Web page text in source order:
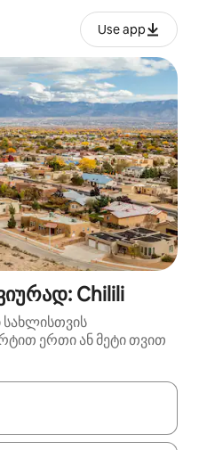
Use app
Chilili
ერთი ან მეტი თვით
გახდება, ნავიგაციისთვის